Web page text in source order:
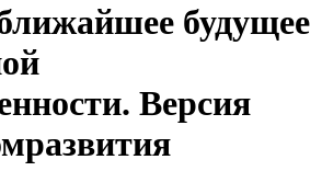
будущее
Версия